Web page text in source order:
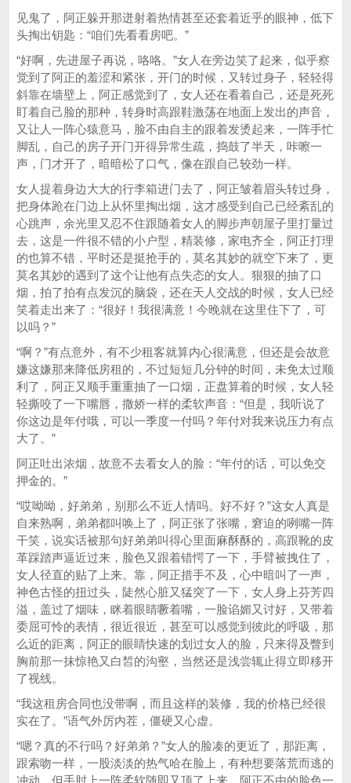
见鬼了，阿正躲开那迸射着热情甚至还套着近乎的眼神，低下
头掏出钥匙：“咱们先看看房吧。”
“好啊，先进屋子再说，咯咯。”女人在旁边笑了起来，似乎察
觉到了阿正的羞涩和紧张，开门的时候，又转过身子，轻轻得
斜靠在墙壁上，阿正感觉到了，女人还在看着自己，还是死死
盯着自己脸的那种，转身时高跟鞋激荡在地面上发出的声音，
又让人一阵心猿意马，脸不由自主的跟着发烫起来，一阵手忙
脚乱，自己的房子开门开得异常生疏，捣鼓了半天，咔嚓一
声，门才开了，暗暗松了口气，像在跟自己较劲一样。
女人提着身边大大的行李箱进门去了，阿正皱着眉头转过身，
把身体跄在门边上从怀里掏出烟，这才感受到自己已经紊乱的
心跳声，余光里又忍不住跟随着女人的脚步声朝屋子里打量过
去，这是一件很不错的小户型，精装修，家电齐全，阿正打理
的也算不错，平时还是挺抢手的，莫名其妙的就空下来了，更
莫名其妙的遇到了这个让他有点失态的女人。狠狠的抽了口
烟，拍了拍有点发沉的脑袋，还在天人交战的时候，女人已经
笑着走出来了：“很好！我很满意！今晚就在这里住下了，可
以吗？”
“啊？”有点意外，有不少租客就算内心很满意，但还是会故意
嫌这嫌那来降低房租的，不过短短几分钟的时间，未免太过顺
利了，阿正又顺手重重抽了一口烟，正盘算着的时候，女人轻
轻撕咬了一下嘴唇，撒娇一样的柔软声音：“但是，我听说了
你这边是年付哦，可以一季度一付吗？年付对我来说压力有点
大了。”
阿正吐出浓烟，故意不去看女人的脸：“年付的话，可以免交
押金的。”
“哎呦呦，好弟弟，别那么不近人情吗。好不好？”这女人真是
自来熟啊，弟弟都叫唤上了，阿正张了张嘴，窘迫的咧嘴一阵
干笑，说实话被那句好弟弟叫得心里面麻酥酥的，高跟靴的皮
革踩踏声逼近过来，脸色又跟着错愕了一下，手臂被拽住了，
女人径直的贴了上来。靠，阿正措手不及，心中暗叫了一声，
神色古怪的扭过头，陡然心脏又猛突了一下，女人身上芬芳四
溢，盖过了烟味，眯着眼睛噘着嘴，一脸谄媚又讨好，又带着
委屈可怜的表情，很近很近，甚至可以感觉到彼此的呼吸，那
么近的距离，阿正的眼睛快速的划过女人的脸，只来得及瞥到
胸前那一抹惊艳又白皙的沟壑，当然还是浅尝辄止得立即移开
了视线。
“我这租房合同也没带啊，而且这样的装修，我的价格已经很
实在了。”语气外厉内茬，僵硬又心虚。
“嗯？真的不行吗？好弟弟？”女人的脸凑的更近了，那距离，
跟索吻一样，一股淡淡的热气哈在脸上，有种想要落荒而逃的
冲动，但手肘上一阵柔软随即又顶了上来，阿正不由的脸色一